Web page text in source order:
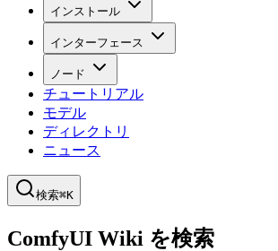
インストール
インターフェース
ノード
チュートリアル
モデル
ディレクトリ
ニュース
検索⌘K
ComfyUI Wiki を検索